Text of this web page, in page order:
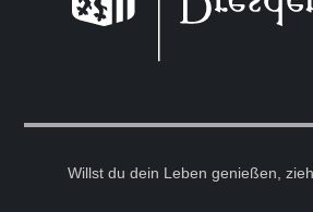
Willst du dein Leben genießen,